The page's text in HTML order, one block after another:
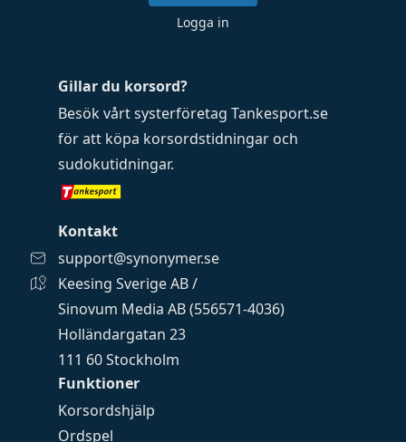
Funktioner
Korsordshjälp
Ordspel
Gillar du korsord?
Besök vårt systerföretag Tankesport.se
för att köpa korsordstidningar och
sudokutidningar.
Kontakt
support@synonymer.se
Keesing Sverige AB /
Sinovum Media AB (556571-4036)
Holländargatan 23
111 60 Stockholm
Logga in